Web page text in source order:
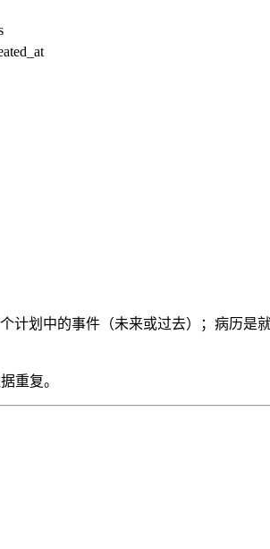
计划中的事件（未来或过去）；病历
重复。